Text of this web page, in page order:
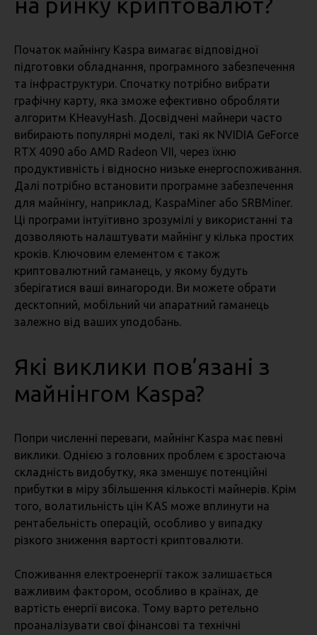
Початок майнінгу Kaspa вимагає відповідної
підготовки обладнання, програмного забезпечення
та інфраструктури. Спочатку потрібно вибрати
графічну карту, яка зможе ефективно обробляти
алгоритм KHeavyHash. Досвідчені майнери часто
вибирають популярні моделі, такі як NVIDIA GeForce
RTX 4090 або AMD Radeon VII, через їхню
продуктивність і відносно низьке енергоспоживання.
Далі потрібно встановити програмне забезпечення
для майнінгу, наприклад, KaspaMiner або SRBMiner.
Ці програми інтуїтивно зрозумілі у використанні та
дозволяють налаштувати майнінг у кілька простих
кроків. Ключовим елементом є також
криптовалютний гаманець, у якому будуть
зберігатися ваші винагороди. Ви можете обрати
десктопний, мобільний чи апаратний гаманець
залежно від ваших уподобань.
Які виклики пов’язані з
майнінгом Kaspa?
Попри численні переваги, майнінг Kaspa має певні
виклики. Однією з головних проблем є зростаюча
складність видобутку, яка зменшує потенційні
прибутки в міру збільшення кількості майнерів. Крім
того, волатильність цін KAS може вплинути на
рентабельність операцій, особливо у випадку
різкого зниження вартості криптовалюти.
Споживання електроенергії також залишається
важливим фактором, особливо в країнах, де
вартість енергії висока. Тому варто ретельно
проаналізувати свої фінансові та технічні